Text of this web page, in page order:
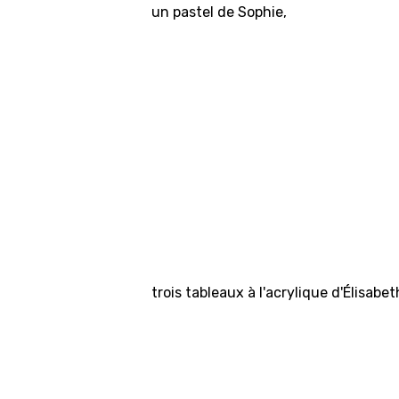
un pastel de Sophie,
trois tableaux à l'acrylique